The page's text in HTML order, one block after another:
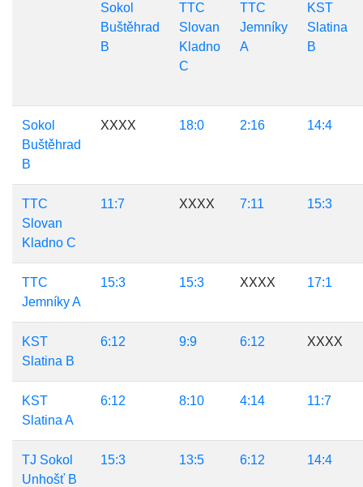
Sokol
Buštěhrad
B
TTC
Slovan
Kladno
C
TTC
Jemníky
A
KST
Slatina
B
Sokol
Buštěhrad
B
XXXX 18:0 2:16 14:4
TTC
Slovan
Kladno C
11:7 XXXX 7:11 15:3
TTC
Jemníky A
15:3 15:3 XXXX 17:1
KST
Slatina B
6:12 9:9 6:12 XXXX
KST
Slatina A
6:12 8:10 4:14 11:7
TJ Sokol
Unhošť B
15:3 13:5 6:12 14:4